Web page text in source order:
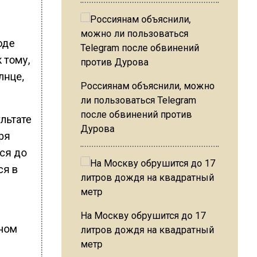
тому,
до
в
Россиянам объяснили, можно
ли пользоваться Telegram
после обвинений против
Дурова
На Москву обрушится до 17
литров дождя на квадратный
метр